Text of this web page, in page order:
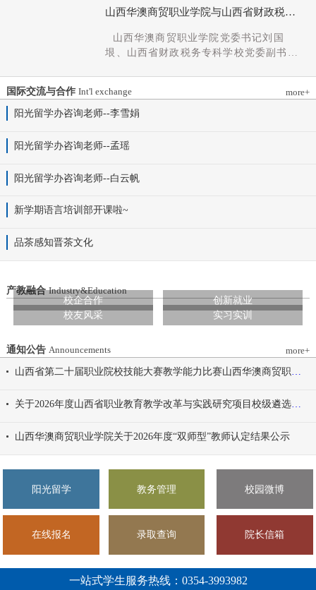
省委组织部干部六处、省委教育工委组织
领导班子成员、中层干部及教师代表参加
会议。
扬，国旗护卫队整齐着装、身姿挺拔、精
神抖擞，护送五星红旗庄严入场，鲜红的
旗帜在春日暖阳下熠熠生辉，彰显着华澳
学子赤诚的家国情怀与昂扬的精神风貌。
紧随其后，校旗方阵、彩旗方阵依次行
进，彩旗猎猎映晴空，灵动的步伐与明媚
景。全场师生肃立，升国旗、奏唱国歌。
冉冉升起，全体师生行注目礼，目光坚
时代华章。 学院院长白峰致开幕词，
动会是学院践行“健康第一”教育理念、推
志，将赛场上的拼搏精神、协作意识转化
为学习工作的强大动力，凝心聚力、笃行
不怠，共同书写华澳学院高质量发展的崭
感恩”为脉络，献上四场精彩展演。 健康
同行，雅韵律动 优雅交谊舞翩跹起舞，
放自信从容的青春风采。 感恩于心，团
传递同心同行的信念，凝聚团结力量，共
山西华澳商贸职业学院与山西省财政税务
建和思想政治工作结对共建协议
山西华澳商贸职业学院党委书记刘国
垠、山西省财政税务专科学校党委副书记
院长白峰主持。签约仪式现场气氛庄重而
热烈。 山西省财政税务专科学校党委副
本情况以及党建和思政工作方面的做法进
工作向“有效覆盖”“全面提质”提出几点建
议：一要筑牢组织根基。以党建标准化、
组织生活联过等方式，筑牢学校事业发展
源共享机制，共同开发实践教学基地，打
过挂职帮带、专题培训、观摩交流等形
式，培育政治强、业务精、作风正的党务
和思政工作队伍。四要推动深度融合。把
培养、社会服务全过程，让党建引领下的
助力公办高校拓展育人维度。 在共同见
治工作结对共建协议书》。 此次签约不
制度化的交流平台，更为三方在更广领
关责任部门将主动对接、深化交流，推动
共建内容落地见效，共同谱写公办民办高
校协同发展的新篇章。
国际交流与合作 Int'l exchange
more+
阳光留学办咨询老师--李雪娟
阳光留学办咨询老师--孟瑶
阳光留学办咨询老师--白云帆
新学期语言培训部开课啦~
品茶感知晋茶文化
产教融合Industry&Education
校企合作
创新就业
校友风采
实习实训
通知公告 Announcements
more+
山西省第二十届职业院校技能大赛教学能力比赛山西华澳商贸职业学院参赛团队信息公示
关于2026年度山西省职业教育教学改革与实践研究项目校级遴选推荐结果的公示
山西华澳商贸职业学院关于2026年度“双师型”教师认定结果公示
阳光留学 教务管理 校园微博
在线报名 录取查询 院长信箱
一站式学生服务热线：0354-3993982